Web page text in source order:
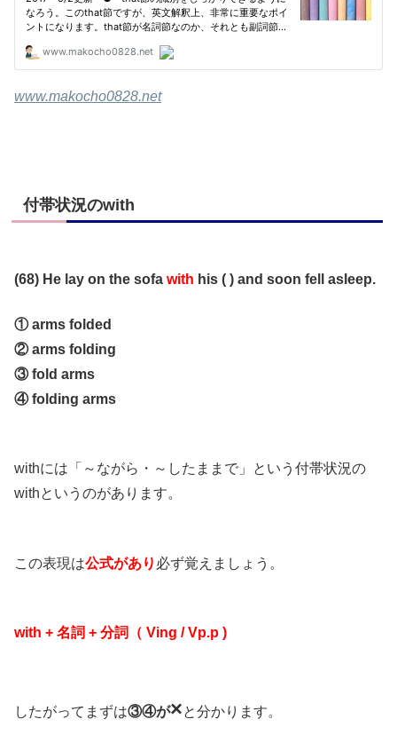
www.makocho0828.net
付帯状況のwith
(68) He lay on the sofa with his ( ) and soon fell asleep.
① arms folded
② arms folding
③ fold arms
④ folding arms
withには「～ながら・～したままで」という付帯状況の
withというのがあります。
この表現は公式があり 必ず覚えましょう。
with + 名詞 + 分詞（ Ving / Vp.p )
したがってまずは③④が×と分かります。